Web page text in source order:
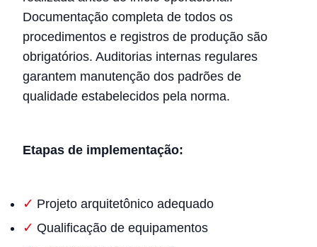
Documentação completa de todos os
procedimentos e registros de produção são
obrigatórios. Auditorias internas regulares
garantem manutenção dos padrões de
qualidade estabelecidos pela norma.
Etapas de implementação:
Projeto arquitetônico adequado
Qualificação de equipamentos